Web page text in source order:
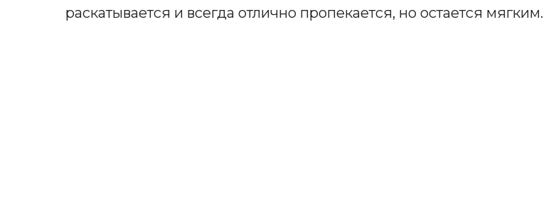
раскатывается и всегда отлично пропекается, но остается мягким.